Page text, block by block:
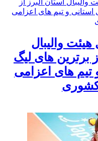
والیبال
برترین های لیگ
تیم های اعزامی
کشوری